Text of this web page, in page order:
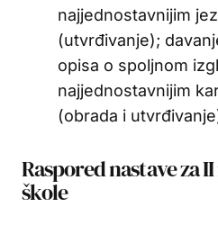
najjednostavnijim
(utvrđivanje);
opisa o spoljnom
najjednostavnijim
(obrada i
Raspored nastave za
škole